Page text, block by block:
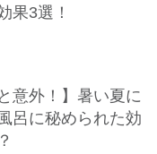
果3選！
意外！】暑い夏に
呂に秘められた効